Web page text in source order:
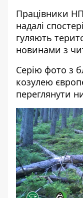
Працівники
надалі
гуляють
новинами з
Серію фото з
козулею
переглянути